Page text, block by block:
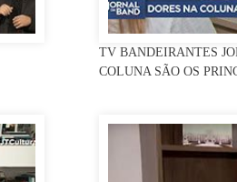
TV BANDEIRANTES
COLUNA SÃO OS